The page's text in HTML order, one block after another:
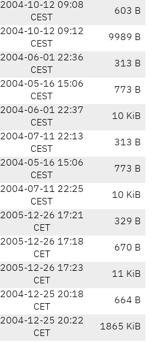
2004-10-12 09:08
CEST
603 B
2004-10-12 09:12
CEST
9989 B
2004-06-01 22:36
CEST
313 B
2004-05-16 15:06
CEST
773 B
2004-06-01 22:37
CEST
10 KiB
2004-07-11 22:13
CEST
313 B
2004-05-16 15:06
CEST
773 B
2004-07-11 22:25
CEST
10 KiB
2005-12-26 17:21
CET
329 B
2005-12-26 17:18
CET
670 B
2005-12-26 17:23
CET
11 KiB
2004-12-25 20:18
CET
664 B
2004-12-25 20:22
CET
1865 KiB